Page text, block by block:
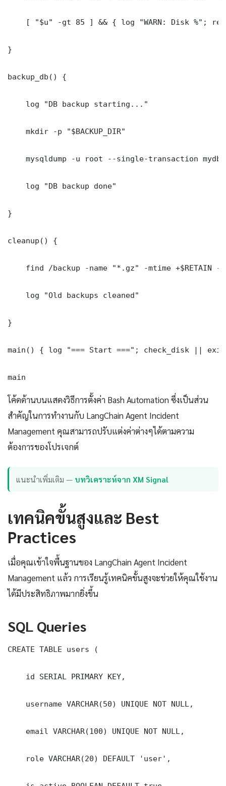
[ "$u" -gt 85 ] && { log "WARN: Disk %";
}
backup_db() {
    log "DB backup starting..."
    mkdir -p "$BACKUP_DIR"
mysqldump -u root --single-transaction
    log "DB backup done"
}
cleanup() {
find /backup -name "*.gz" -mtime +$RETAIN -
    log "Old backups cleaned"
}
main() { log "=== Start ==="; check_disk || exit
main
โค้ดด้านบนแสดงวิธีการตั้งค่า Bash Automation ซึ่งเป็นส่วน
สำคัญในการทำงานกับ LangChain Agent Incident
Management คุณสามารถปรับแต่งค่าต่างๆได้ตามความ
ต้องการของโปรเจกต์
แนะนำเพิ่มเติม — บทวิเคราะห์จาก XM Signal
เทคนิคขั้นสูงและ Best
Practices
เมื่อคุณเข้าใจพื้นฐานของ LangChain Agent Incident
Management แล้ว การเรียนรู้เทคนิคขั้นสูงจะช่วยให้คุณใช้งาน
ได้มีประสิทธิภาพมากยิ่งขึ้น
SQL Queries
CREATE TABLE users (
    id SERIAL PRIMARY KEY,
    username VARCHAR(50) UNIQUE NOT NULL,
    email VARCHAR(100) UNIQUE NOT NULL,
    role VARCHAR(20) DEFAULT 'user',